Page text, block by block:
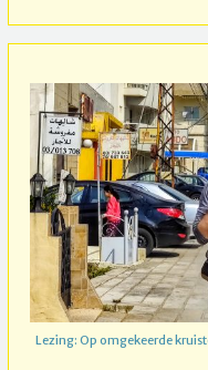
Lezing: Op omgekeerde